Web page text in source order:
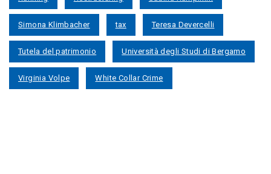
Simona Klimbacher tax Teresa Devercelli
Tutela del patrimonio Università degli Studi di Bergamo
Virginia Volpe White Collar Crime